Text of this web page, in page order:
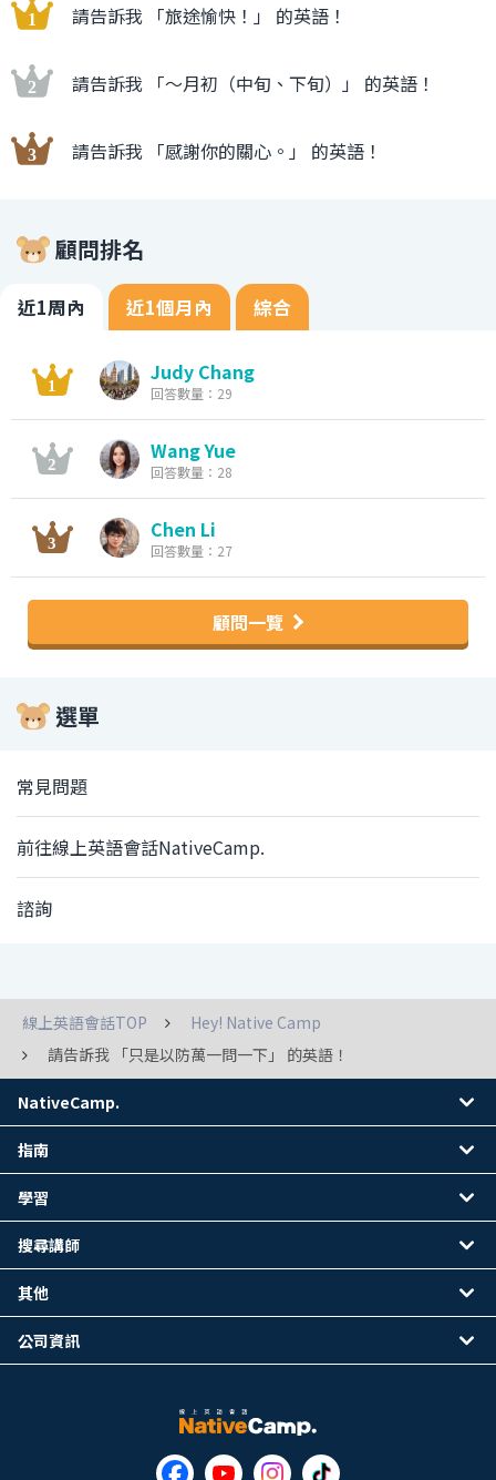
請告訴我 「旅途愉快！」 的英語！
請告訴我 「〜月初（中旬、下旬）」 的英語！
請告訴我 「感謝你的關心。」 的英語！
顧問排名
近1周內 近1個月內 綜合
Judy Chang
回答數量：29
Wang Yue
回答數量：28
Chen Li
回答數量：27
顧問一覽
選單
常見問題
前往線上英語會話NativeCamp.
諮詢
線上英語會話TOP
Hey! Native Camp
請告訴我 「只是以防萬一問一下」 的英語！
NativeCamp.
指南
學習
搜尋講師
其他
公司資訊